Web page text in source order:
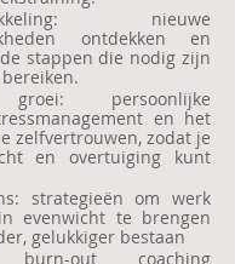
nieuwe
ontdekken en
stappen die nodig zijn
groei: persoonlijke
en het
zelfvertrouwen, zodat je
en overtuiging kunt
strategieën om werk
evenwicht te brengen
gelukkiger bestaan
out coaching